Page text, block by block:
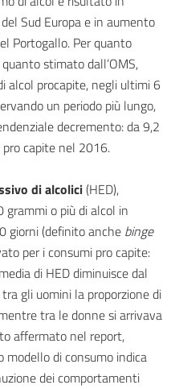
Sud Europa e in aumento
Portogallo. Per quanto
stimato dall’OMS,
alcol procapite, negli ultimi 6
un periodo più lungo,
decremento: da 9,2
capite nel 2016.
di alcolici(HED),
o più di alcol in
giorni (definito anche binge
per i consumi pro capite:
di HED diminuisce dal
gli uomini la proporzione di
tra le donne si arrivava
affermato nel report,
modello di consumo indica
dei comportamenti